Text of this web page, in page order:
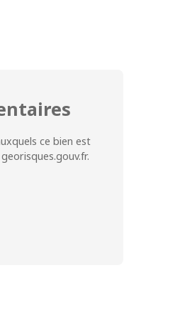
ce bien est